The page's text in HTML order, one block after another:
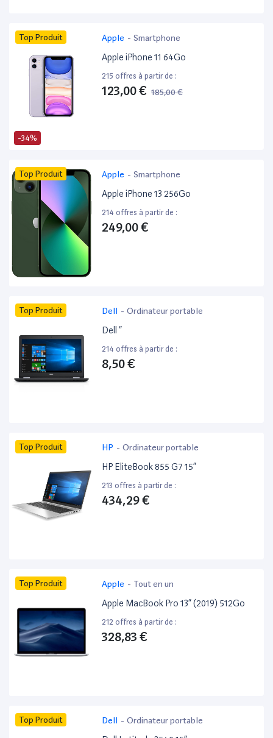
-34%
Top Produit Apple - Smartphone
Apple iPhone 11 64Go
215 offres à partir de :
123,00 € 185,00 €
Top Produit Apple - Smartphone
Apple iPhone 13 256Go
214 offres à partir de :
249,00 €
Top Produit Dell - Ordinateur portable
Dell ”
214 offres à partir de :
8,50 €
Top Produit HP - Ordinateur portable
HP EliteBook 855 G7 15”
213 offres à partir de :
434,29 €
Top Produit Apple - Tout en un
Apple MacBook Pro 13” (2019) 512Go
212 offres à partir de :
328,83 €
Top Produit Dell - Ordinateur portable